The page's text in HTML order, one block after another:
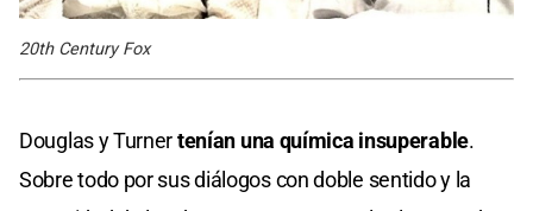
20th Century Fox
Douglas y Turnertenían una química insuperable.
Sobre todo por sus diálogos con doble sentido y la